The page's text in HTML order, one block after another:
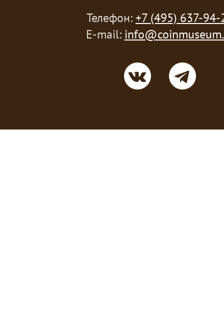
Телефон: +7 (495) 637-94-
E-mail: